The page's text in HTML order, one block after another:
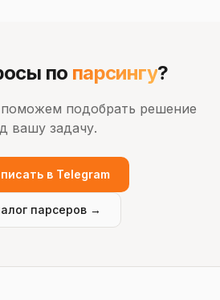
по парсингу?
подобрать решение
вашу задачу.
в Telegram
парсеров →